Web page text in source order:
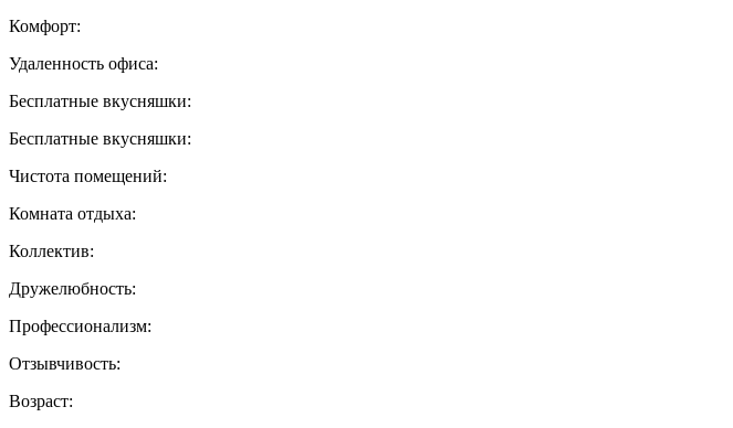
Комфорт:
Удаленность офиса:
Бесплатные вкусняшки:
Бесплатные вкусняшки:
Чистота помещений:
Комната отдыха:
Коллектив:
Дружелюбность:
Профессионализм:
Отзывчивость:
Возраст: